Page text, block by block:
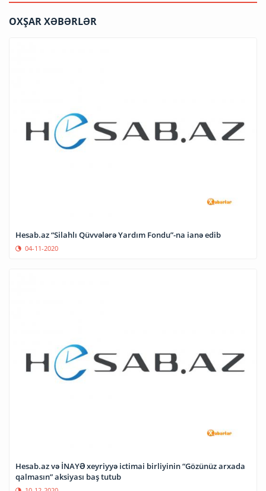
OXŞAR XƏBƏRLƏR
Hesab.az “Silahlı Qüvvələrə Yardım Fondu”-na ianə edib
04-11-2020
Hesab.az və İNAYƏ xeyriyyə ictimai birliyinin “Gözünüz arxada
qalmasın” aksiyası baş tutub